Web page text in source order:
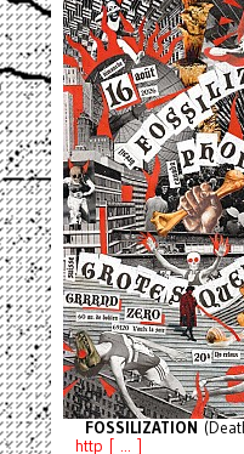
FOSSILIZATION
http [ ... ]